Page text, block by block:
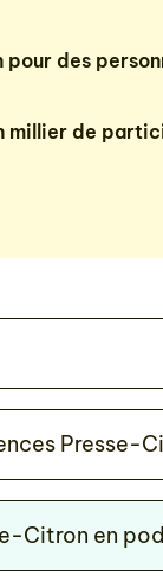
pour des
millier de
Presse-
Citron en